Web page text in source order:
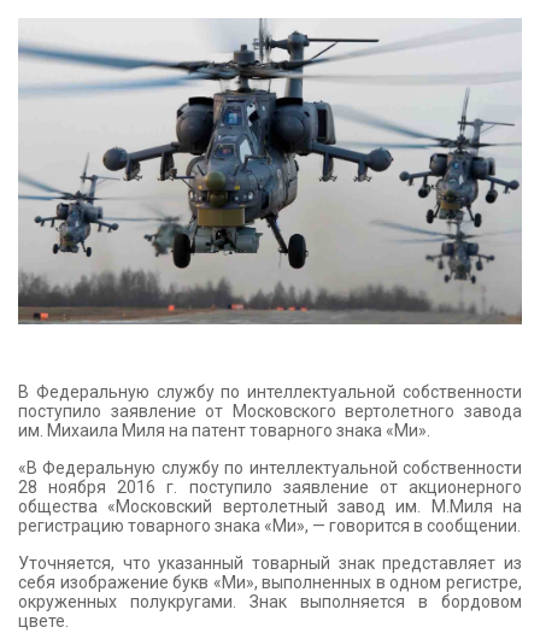
КОНТАКТЫ
В Федеральную службу по интеллектуальной собственности
поступило заявление от Московского вертолетного завода
им. Михаила Миля на патент товарного знака «Ми».
«В Федеральную службу по интеллектуальной собственности
28 ноября 2016 г. поступило заявление от акционерного
общества «Московский вертолетный завод им. М.Миля на
регистрацию товарного знака «Ми», — говорится в сообщении.
Уточняется, что указанный товарный знак представляет из
себя изображение букв «Ми», выполненных в одном регистре,
окруженных полукругами. Знак выполняется в бордовом
цвете.